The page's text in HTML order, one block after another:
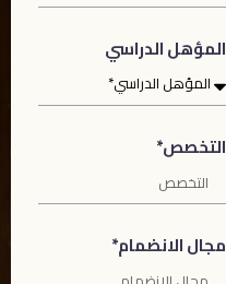
المؤهل الدراسي
التخصص*
مجال الانضمام*